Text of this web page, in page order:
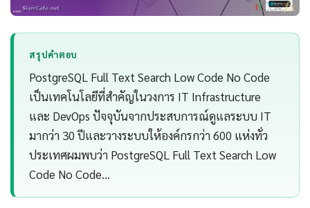
สรุปคำตอบ
PostgreSQL Full Text Search Low Code No Code
เป็นเทคโนโลยีที่สำคัญในวงการ IT Infrastructure
และ DevOps ปัจจุบันจากประสบการณ์ดูแลระบบ IT
มากว่า 30 ปีและวางระบบให้องค์กรกว่า 600 แห่งทั่ว
ประเทศผมพบว่า PostgreSQL Full Text Search Low
Code No Code…